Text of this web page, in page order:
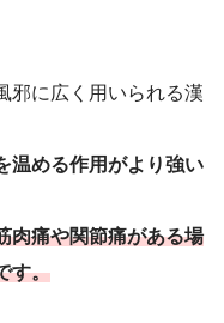
邪に広く用いられる漢
温める作用がより強い
肉痛や関節痛がある場
す。